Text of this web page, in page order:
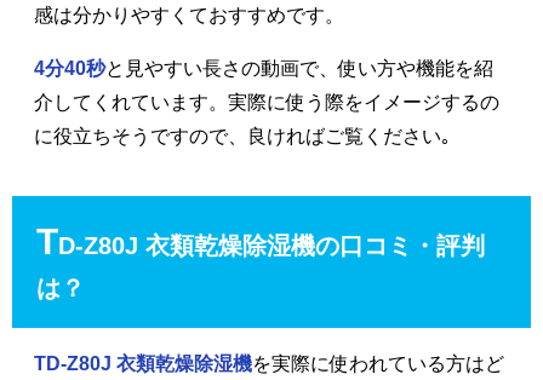
感は分かりやすくておすすめです。
4分40秒と見やすい長さの動画で、使い方や機能を紹
介してくれています。実際に使う際をイメージするの
に役立ちそうですので、良ければご覧ください｡
TD-Z80J 衣類乾燥除湿機の口コミ・評判
は？
TD-Z80J 衣類乾燥除湿機を実際に使われている方はど